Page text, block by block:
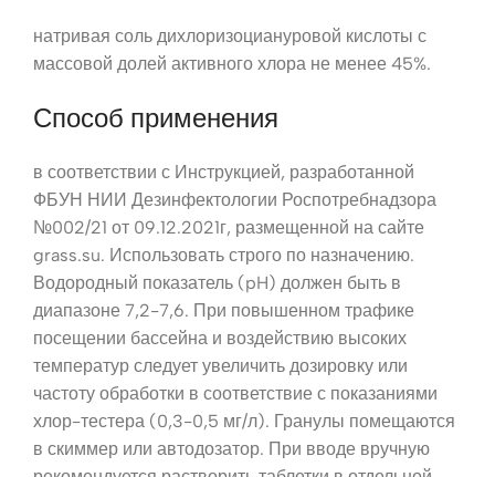
натривая соль дихлоризоциануровой кислоты с
массовой долей активного хлора не менее 45%.
Способ применения
в соответствии с Инструкцией, разработанной
ФБУН НИИ Дезинфектологии Роспотребнадзора
№002/21 от 09.12.2021г, размещенной на сайте
grass.su. Использовать строго по назначению.
Водородный показатель (pH) должен быть в
диапазоне 7,2-7,6. При повышенном трафике
посещении бассейна и воздействию высоких
температур следует увеличить дозировку или
частоту обработки в соответствие с показаниями
хлор-тестера (0,3-0,5 мг/л). Гранулы помещаются
в скиммер или автодозатор. При вводе вручную